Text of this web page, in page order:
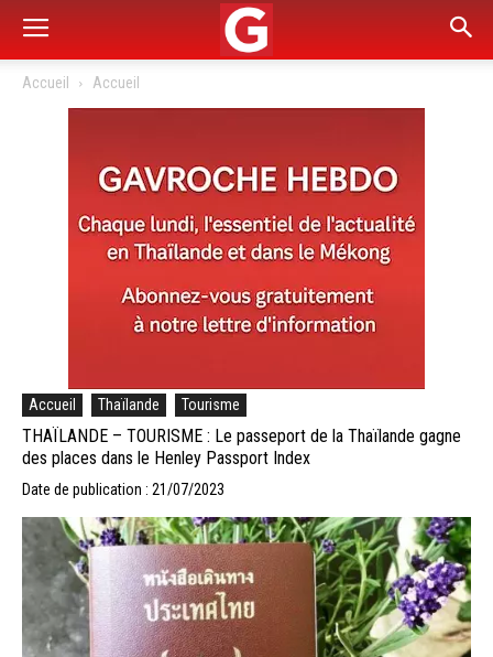
Accueil Accueil
Accueil Thaïlande Tourisme
THAÏLANDE – TOURISME : Le passeport de la Thaïlande gagne
des places dans le Henley Passport Index
Date de publication : 21/07/2023